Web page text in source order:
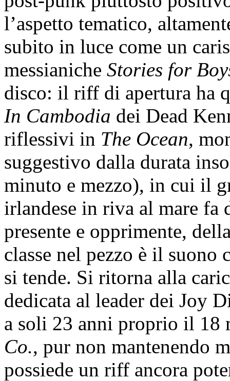
l’aspetto tematico,
subito in luce come un
messianiche Stories for
disco: il riff di apertura ha
In Cambodia dei Dead
riflessivi in The Ocean,
suggestivo dalla durata
minuto e mezzo), in cui il
irlandese in riva al mare fa
presente e opprimente,
classe nel pezzo è il suono
si tende. Si ritorna alla
dedicata al leader dei Joy
a soli 23 anni proprio il 18
Co., pur non mantenendo
possiede un riff ancora